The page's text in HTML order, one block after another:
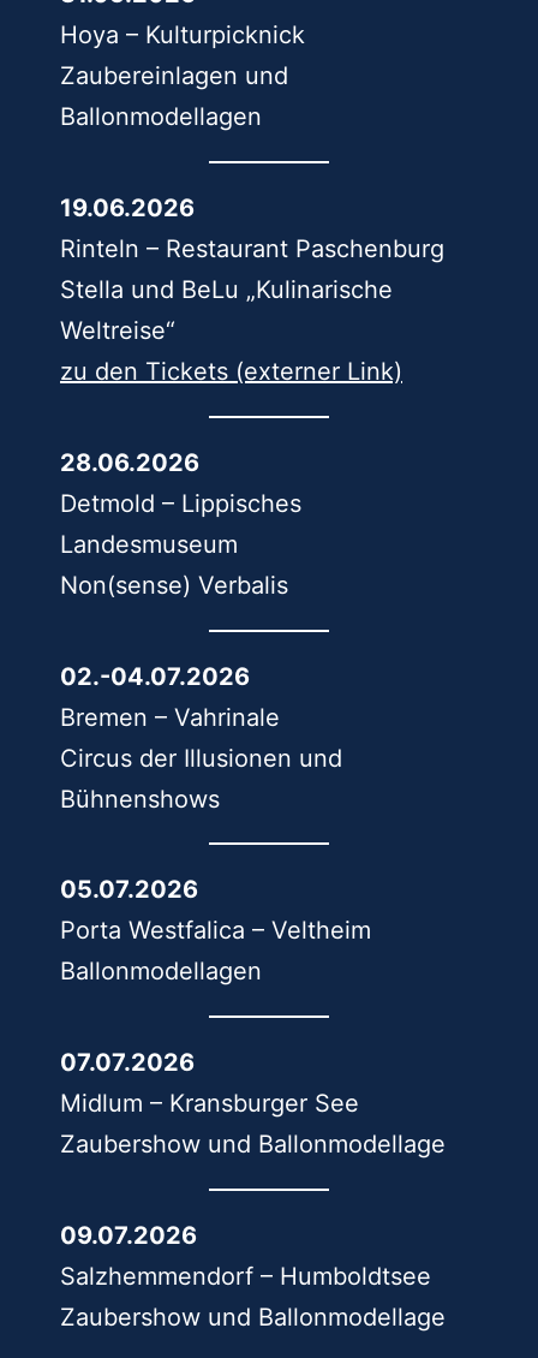
Hoya – Kulturpicknick
Zaubereinlagen und
Ballonmodellagen
19.06.2026
Rinteln – Restaurant Paschenburg
Stella und BeLu „Kulinarische
Weltreise“
zu den Tickets (externer Link)
28.06.2026
Detmold – Lippisches
Landesmuseum
Non(sense) Verbalis
02.-04.07.2026
Bremen – Vahrinale
Circus der Illusionen und
Bühnenshows
05.07.2026
Porta Westfalica – Veltheim
Ballonmodellagen
07.07.2026
Midlum – Kransburger See
Zaubershow und Ballonmodellage
09.07.2026
Salzhemmendorf – Humboldtsee
Zaubershow und Ballonmodellage